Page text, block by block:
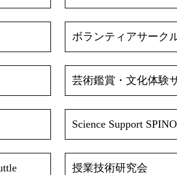
ボランティアサーク
芸術鑑賞・文化体験
Science Support
授業技術研究会